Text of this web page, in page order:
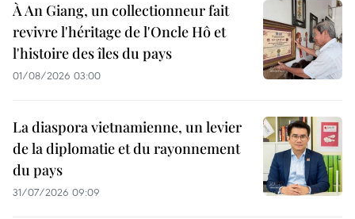
À An Giang, un collectionneur fait
revivre l'héritage de l'Oncle Hô et
l'histoire des îles du pays
01/08/2026 03:00
La diaspora vietnamienne, un levier
de la diplomatie et du rayonnement
du pays
31/07/2026 09:09